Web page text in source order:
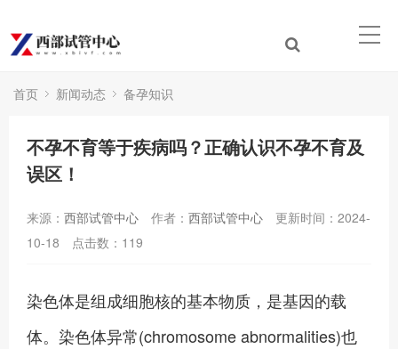
首页 新闻动态 备孕知识
不孕不育等于疾病吗？正确认识不孕不育及
误区！
来源： 西部试管中心 作者： 西部试管中心
更新时间：2024-
10-18
点击数： 119
染色体是组成细胞核的基本物质，是基因的载
体。染色体异常(chromosome abnormalities)也